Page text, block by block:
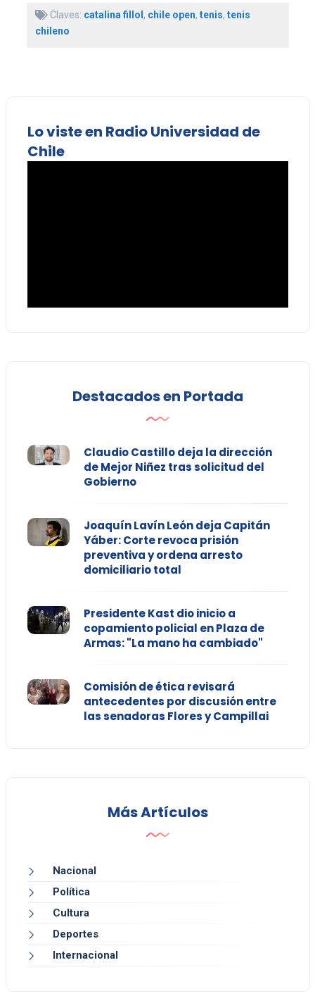
Claves: catalina fillol, chile open, tenis, tenis
chileno
Lo viste en Radio Universidad de
Chile
Destacados en Portada
Claudio Castillo deja la dirección
de Mejor Niñez tras solicitud del
Gobierno
Joaquín Lavín León deja Capitán
Yáber: Corte revoca prisión
preventiva y ordena arresto
domiciliario total
Presidente Kast dio inicio a
copamiento policial en Plaza de
Armas: "La mano ha cambiado"
Comisión de ética revisará
antecedentes por discusión entre
las senadoras Flores y Campillai
Más Artículos
Nacional
Política
Cultura
Deportes
Internacional